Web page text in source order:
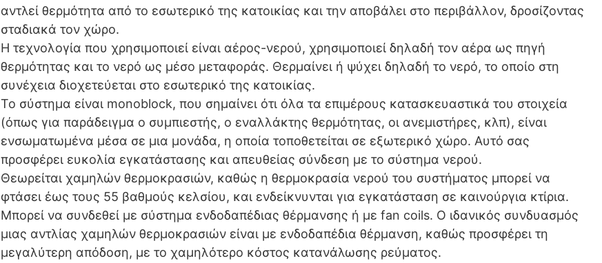
αντλεί θερμότητα από το εσωτερικό της κατοικίας και την αποβάλει στο περιβάλλον, δροσίζοντας
σταδιακά τον χώρο.
Η τεχνολογία που χρησιμοποιεί είναι αέρος-νερού, χρησιμοποιεί δηλαδή τον αέρα ως πηγή
θερμότητας και το νερό ως μέσο μεταφοράς. Θερμαίνει ή ψύχει δηλαδή το νερό, το οποίο στη
συνέχεια διοχετεύεται στο εσωτερικό της κατοικίας.
Το σύστημα είναι monoblock, που σημαίνει ότι όλα τα επιμέρους κατασκευαστικά του στοιχεία
(όπως για παράδειγμα ο συμπιεστής, ο εναλλάκτης θερμότητας, οι ανεμιστήρες, κλπ), είναι
ενσωματωμένα μέσα σε μια μονάδα, η οποία τοποθετείται σε εξωτερικό χώρο. Αυτό σας
προσφέρει ευκολία εγκατάστασης και απευθείας σύνδεση με το σύστημα νερού.
Θεωρείται χαμηλών θερμοκρασιών, καθώς η θερμοκρασία νερού του συστήματος μπορεί να
φτάσει έως τους 55 βαθμούς κελσίου, και ενδείκνυνται για εγκατάσταση σε καινούργια κτίρια.
Μπορεί να συνδεθεί με σύστημα ενδοδαπέδιας θέρμανσης ή με fan coils. Ο ιδανικός συνδυασμός
μιας αντλίας χαμηλών θερμοκρασιών είναι με ενδοδαπέδια θέρμανση, καθώς προσφέρει τη
μεγαλύτερη απόδοση, με το χαμηλότερο κόστος κατανάλωσης ρεύματος.